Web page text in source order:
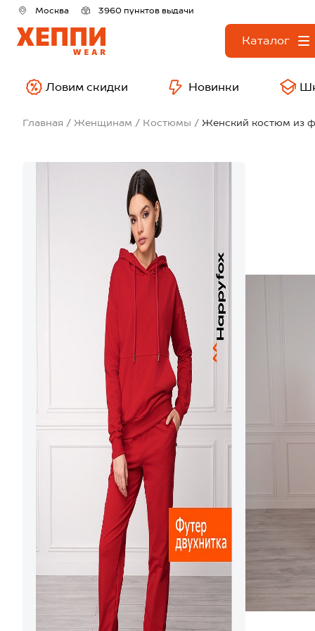
Москва 3960 пунктов выдачи
Каталог
Ловим скидки Новинки
Главная Женщинам Костюмы Женский костюм из